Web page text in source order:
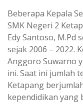
Beberapa Kepala
SMK Negeri 2
Edy Santoso, M.Pd
sejak 2006 – 2022.
Anggoro Suwarno
ini. Saat ini jumlah
Ketapang
kependidikan yang